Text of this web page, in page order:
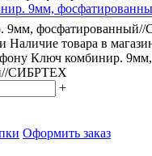
9мм,
Наличие товара в
Ключ комбинир. 9мм,
СИБРТЕХ
+
Оформить заказ